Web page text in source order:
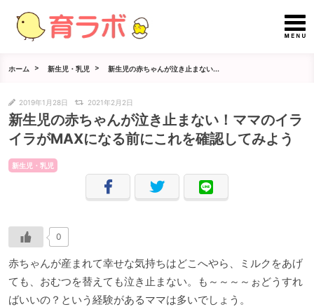
ホーム 新生児・乳児 新生児の赤ちゃんが泣き止まない...
2019年1月28日 2021年2月2日
新生児の赤ちゃんが泣き止まない！ママのイラ
イラがMAXになる前にこれを確認してみよう
新生児・乳児
0
赤ちゃんが産まれて幸せな気持ちはどこへやら、ミルクをあげ
ても、おむつを替えても泣き止まない。も～～～～ぉどうすれ
ばいいの？という経験があるママは多いでしょう。